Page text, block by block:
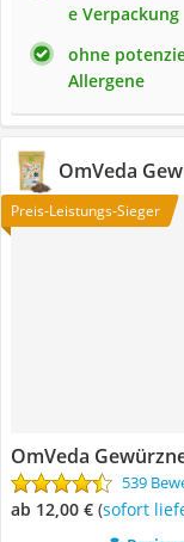
e Verpackung
ohne
Allergene
OmVeda
Preis-Leistungs-Sieger
OmVeda
539
ab 12,00 € ( Sofort